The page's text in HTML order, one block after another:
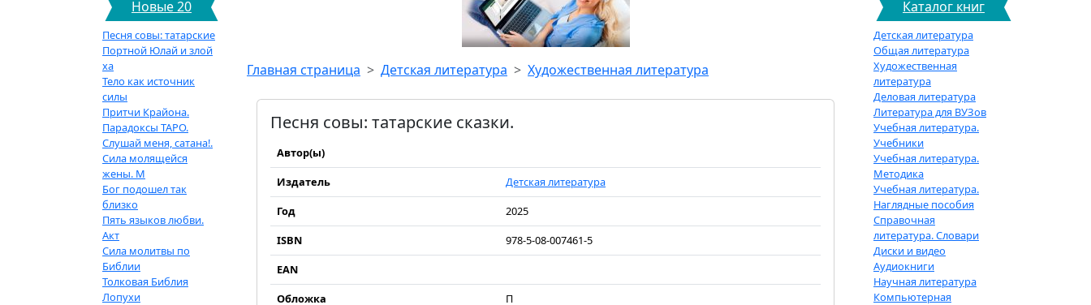
Новые 20
Песня совы: татарские
Портной Юлай и злой
ха
Тело как источник
силы
Притчи Крайона.
Парадоксы ТАРО.
Слушай меня, сатана!.
Сила молящейся
жены. М
Бог подошел так
близко
Пять языков любви.
Акт
Сила молитвы по
Библии
Толковая Библия
Лопухи
Главная страница Детская литература Художественная литература
Песня совы: татарские сказки.
Автор(ы)
Издатель
Детская литература
Год
2025
ISBN
978-5-08-007461-5
EAN
Обложка
П
Каталог книг
Детская литература
Общая литература
Художественная
литература
Деловая литература
Литература для ВУЗов
Учебная литература.
Учебники
Учебная литература.
Методика
Учебная литература.
Наглядные пособия
Справочная
литература. Словари
Диски и видео
Аудиокниги
Научная литература
Компьютерная